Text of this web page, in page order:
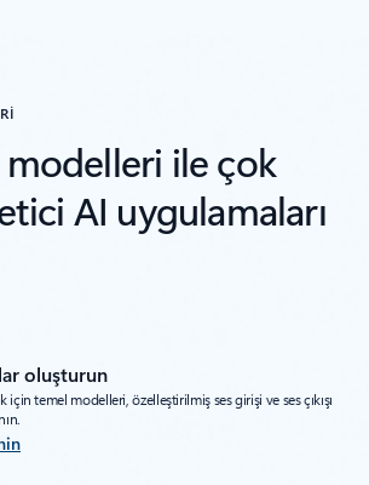
modelleri ile çok
AI uygulamaları
oluşturun
için temel modelleri, özelleştirilmiş ses girişi ve ses çıkışı